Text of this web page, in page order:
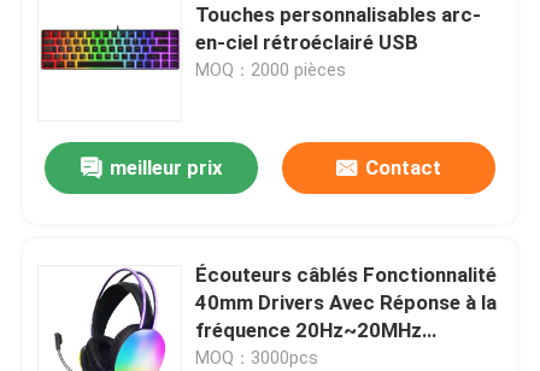
Touches personnalisables arc-
en-ciel rétroéclairé USB
MOQ：2000 pièces
meilleur prix Contact
Écouteurs câblés Fonctionnalité
40mm Drivers Avec Réponse à la
fréquence 20Hz~20MHz
6.0x5mm Microphone
MOQ：3000pcs